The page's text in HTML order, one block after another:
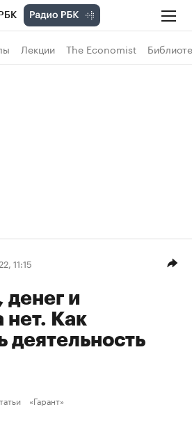
Лекции The Economist
11:15
денег и
нет. Как
деятельность
«Гарант»